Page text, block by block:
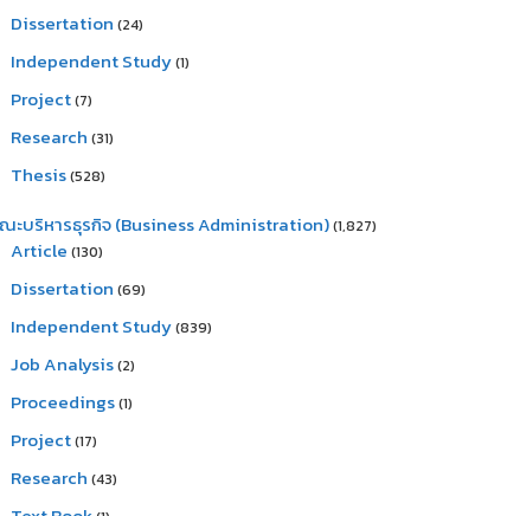
Dissertation (24)
Independent Study(1)
Project(7)
Research (31)
Thesis(528)
ะบริหารธุรกิจ (Business Administration)(1,827)
Article (130)
Dissertation (69)
Independent Study(839)
Job Analysis(2)
Proceedings(1)
Project(17)
Research (43)